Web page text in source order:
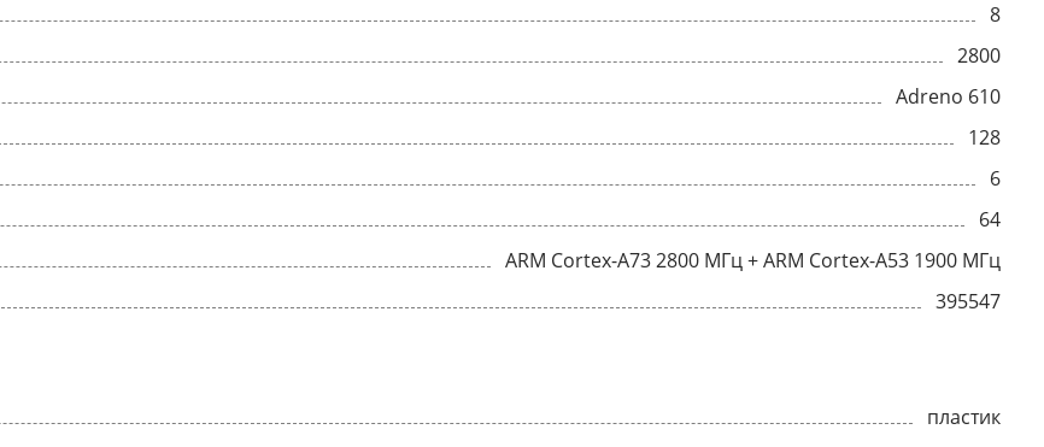
8
2800
Adreno 610
128
6
64
ARM Cortex-A73 2800 МГц + ARM Cortex-A53 1900 МГц
395547
пластик